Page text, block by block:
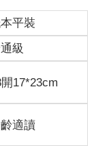
、中腦、小腦、
調控核心」可以
作用，卻可以透
，乃至於代謝、
控上的差異，這
亮了夜空。於
樣的方法，幫助
平裝
級
17*23cm
適讀